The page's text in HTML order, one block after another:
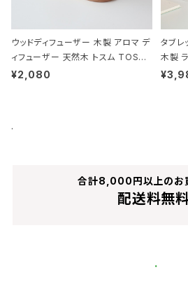
ウッドディフューザー 木製 アロマ デ
ィフューザー 天然木 トスム TOSM
U
¥2,080
タブレ
木製
MU
.
合計8,000円以上のお
配送料無
.